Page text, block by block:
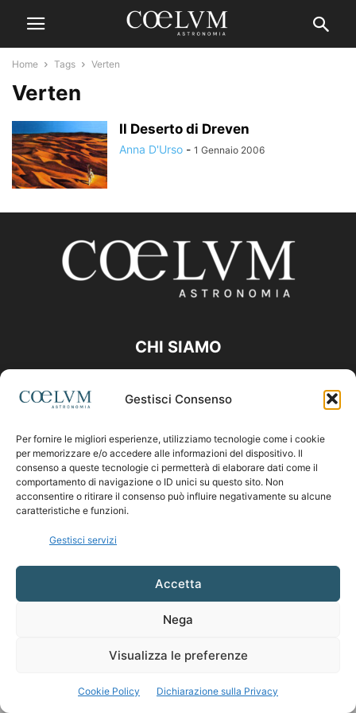
Gestisci Consenso
Per fornire le migliori esperienze, utilizziamo tecnologie come i cookie
per memorizzare e/o accedere alle informazioni del dispositivo. Il
consenso a queste tecnologie ci permetterà di elaborare dati come il
comportamento di navigazione o ID unici su questo sito. Non
acconsentire o ritirare il consenso può influire negativamente su alcune
caratteristiche e funzioni.
Gestisci servizi
Accetta
Nega
Visualizza le preferenze
Cookie Policy Dichiarazione sulla Privacy
Home Tags Verten
Verten
Il Deserto di Dreven
Anna D'Urso - 1 Gennaio 2006
CHI SIAMO
Contattaci:coelumastro@coelum.com
SEGUICI